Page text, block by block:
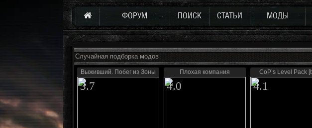
ФОРУМ ПОИСК СТАТЬИ МОДЫ
Случайная подборка модов
Выживший. Побег из Зоны
3.7
Плохая компания
4.0
CoP’s Level Pack
4.1